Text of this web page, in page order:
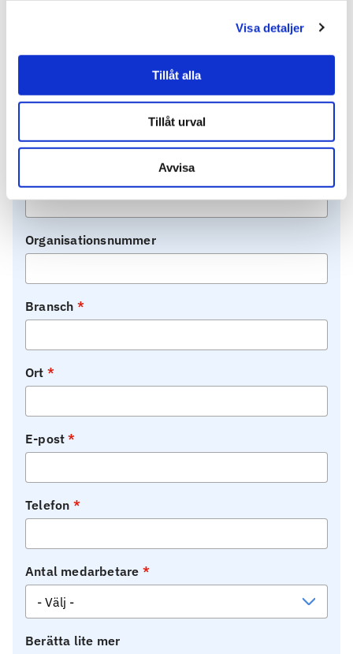
Visa detaljer
Tillåt alla
Tillåt urval
Avvisa
Hur mår er organisation?
Befattning
Organisationsnummer
Bransch
Ort
E-post
Telefon
Antal medarbetare
Berätta lite mer